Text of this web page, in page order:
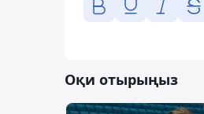
Оқи отырыңыз